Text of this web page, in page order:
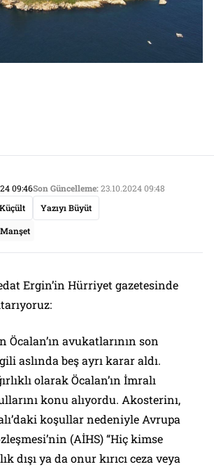
09:46Son Güncelleme:23.10.2024 09:48
Yazıyı Büyüt
Manşet
Ergin’in Hürriyet gazetesinde
Öcalan’ın avukatlarının son
aslında beş ayrı karar aldı.
olarak Öcalan’ın İmralı
konu alıyordu. Akosterinı,
koşullar nedeniyle Avrupa
(AİHS) “Hiç kimse
dışı ya da onur kırıcı ceza veya